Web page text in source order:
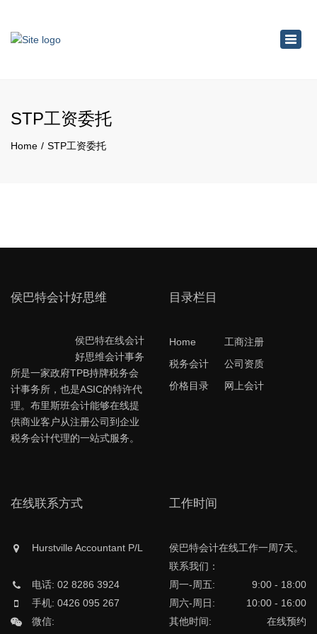
STP工资委托
Home STP工资委托
侯巴特会计好思维
侯巴特在线会计
好思维会计事务
所是一家政府TPB持牌税务会
计事务所，也是ASIC的特许代
理。布里斯班会计能够在线提
供商业客户从注册公司到企业
税务会计代理的一站式服务。
目录栏目
Home
工商注册
税务会计
公司资质
价格目录
网上会计
在线联系方式
Hurstville Accountant P/L
电话: 02 8286 3924
手机: 0426 095 267
微信:
工作时间
侯巴特会计在线工作一周7天。
联系我们：
周一-周五:
9:00 - 18:00
周六-周日:
10:00 - 16:00
其他时间:
在线预约